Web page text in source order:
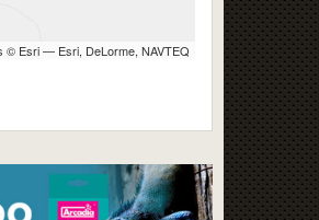
© Esri — Esri, DeLorme, NAVTEQ